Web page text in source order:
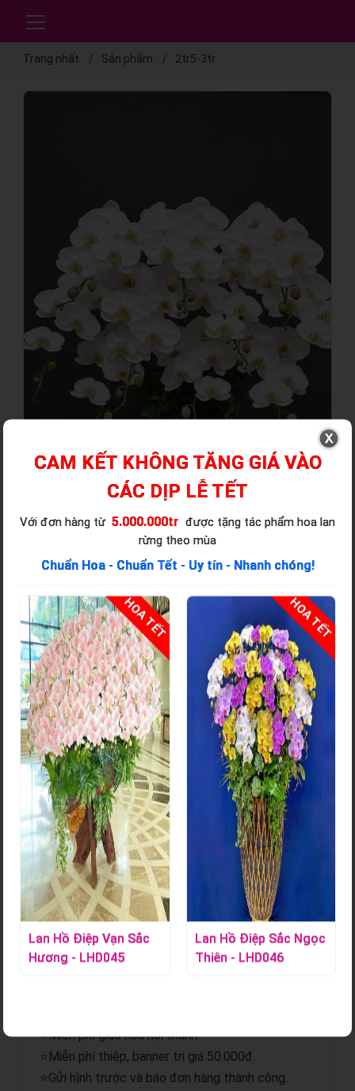
Trang nhất Sản phẩm 2tr5-3tr
Hoa Lan Hồ Điệp Trắng Nhuỵ Vàng
Mã sản phẩm: S000851
Mỗi nghệ nhân cắm hoa sẽ tạo ra các mẫu hoa khác nhau,
không hoàn toàn giống nhau 100% và có độ tùy biến đôi
chút, hoalantacpham.com cam kết đảm bảo tầm 90%-95%
như mẫu cho quý khách hàng (100% sản phẩm hoa lan từ
người dân làng hoa Lâm Đồng).
Chi tiết sản phẩm
⭐Miễn phí giao hoa nội thành.
⭐Miễn phí thiệp, banner trị giá 50.000đ.
⭐Gửi hình trước và báo đơn hàng thành công.
CAM KẾT KHÔNG TĂNG GIÁ VÀO
CÁC DỊP LỄ TẾT
Với đơn hàng từ 5.000.000tr được tặng tác phẩm hoa lan
rừng theo mùa
Chuẩn Hoa - Chuẩn Tết - Uy tín - Nhanh chóng!
Lan Hồ Điệp Vạn Sắc
Hương - LHD045
HOA TẾT
Lan Hồ Điệp Sắc Ngọc
Thiên - LHD046
HOA TẾT